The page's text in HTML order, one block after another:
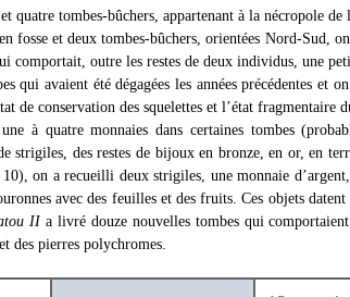
quatre tombes-bûchers, appartenant à la nécropole
fosse et deux tombes-bûchers, orientées Nord-Sud,
comportait, outre les restes de deux individus, une
qui avaient été dégagées les années précédentes et
de conservation des squelettes et l’état fragmentaire
à quatre monnaies dans certaines tombes
strigiles, des restes de bijoux en bronze, en or, en
on a recueilli deux strigiles, une monnaie
avec des feuilles et des fruits. Ces objets
II a livré douze nouvelles tombes qui
des pierres polychromes.